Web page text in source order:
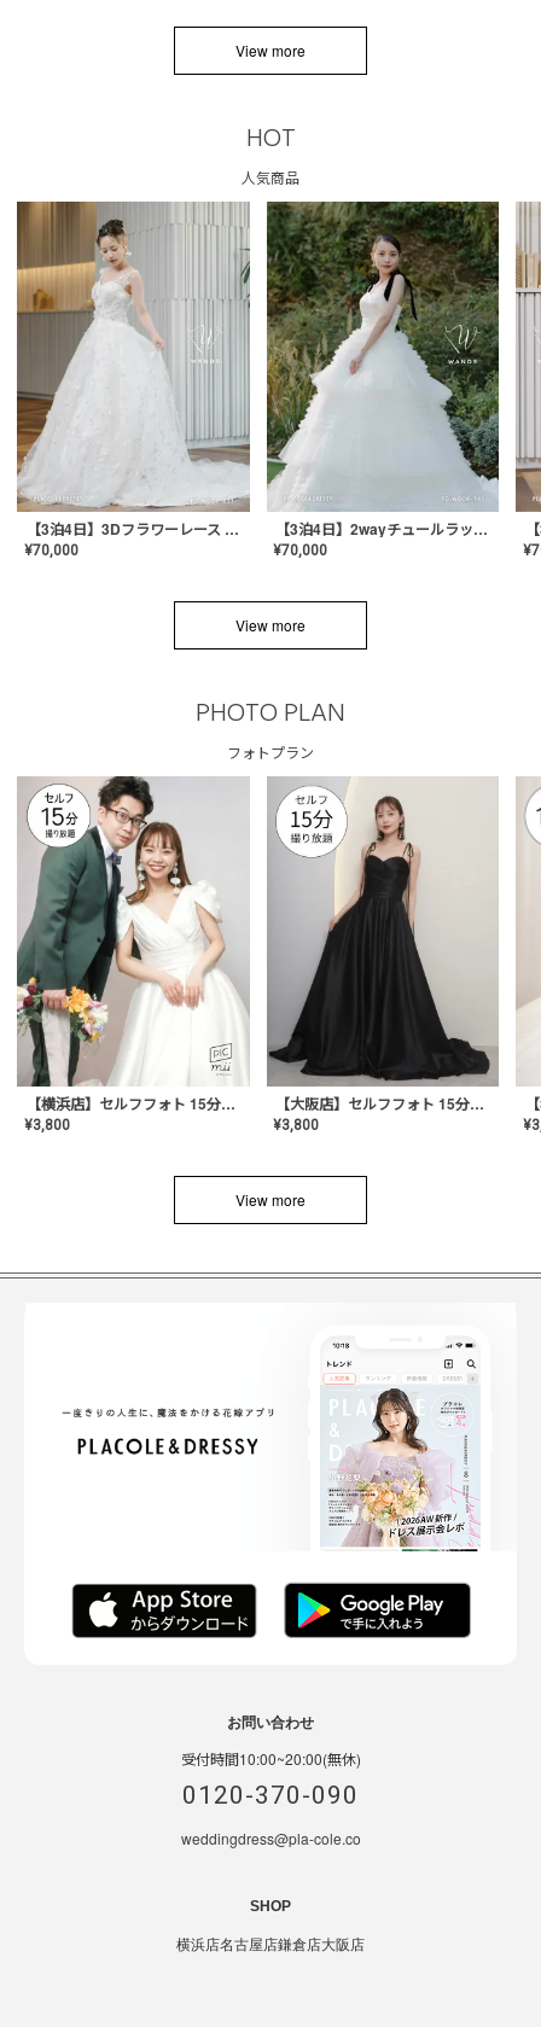
View more
HOT
人気商品
【3泊4日】3Dフラワーレース ドレス〈PD-WDOR-331〉
¥70,000
【3泊4日】2wayチュールラッフルドレス〈PD-WDOR-341RTL〉
¥70,000 ¥
View more
PHOTO PLAN
フォトプラン
【横浜店】セルフフォト 15分撮り放題プラン
¥3,800
【大阪店】セルフフォト 15分撮り放題プラン
¥3,800 ¥
View more
お問い合わせ
受付時間10:00~20:00(無休)
0120-370-090
weddingdress@pla-cole.co
SHOP
横浜店名古屋店鎌倉店大阪店